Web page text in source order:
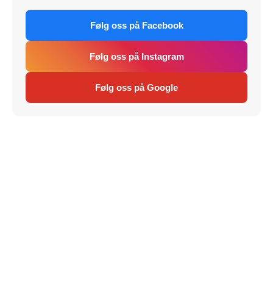
Følg oss på Facebook
Følg oss på Instagram
Følg oss på Google